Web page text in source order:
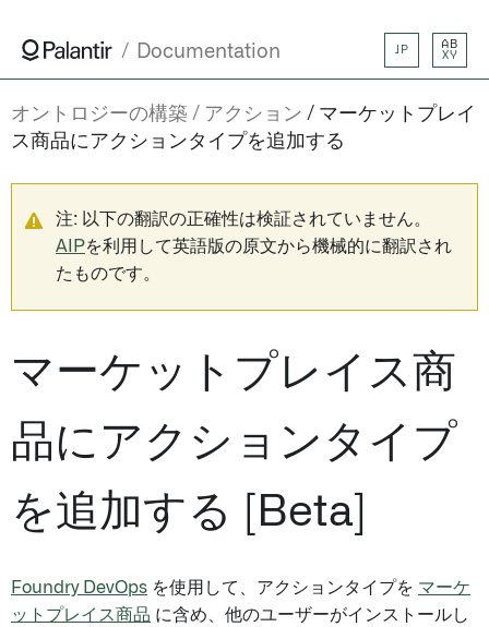
Documentation JP
AB
XY
オントロジーの構築 アクション
マーケットプレイ
ス商品にアクションタイプを追加する
注: 以下の翻訳の正確性は検証されていません。
AIPを利用して英語版の原文から機械的に翻訳され
たものです。
マーケットプレイス商
品にアクションタイプ
を追加する [Beta]
Foundry DevOps を使用して、アクションタイプを マーケ
ットプレイス商品 に含め、他のユーザーがインストールし